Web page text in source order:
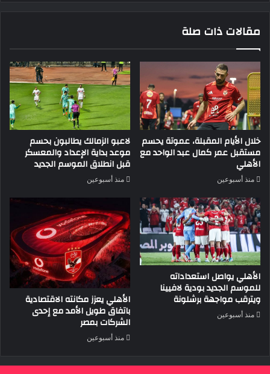
مقالات ذات صلة
خلال الأيام المقبلة، عموتة يحسم
مستقبل عمر كمال عبد الواحد مع
الأهلي
منذ أسبوعين
لاعبو الزمالك يطالبون بحسم
موعد بداية الإعداد والمعسكر
قبل انطلاق الموسم الجديد
منذ أسبوعين
الأهلي يواصل استعداداته
للموسم الجديد بودية لافيينا
ويترقب مواجهة برشلونة
منذ أسبوعين
الأهلي يعزز مكانته الاقتصادية
باتفاق طويل الأمد مع إحدى
الشركات بمصر
منذ أسبوعين